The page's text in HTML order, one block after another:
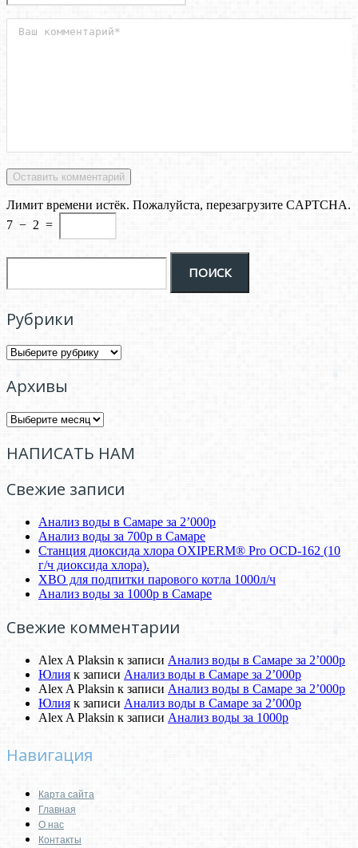
Лимит времени истёк. Пожалуйста, перезагрузите CAPTCHA.
7 − 2 =
Рубрики
Рубрики
Архивы
Архивы
НАПИСАТЬ НАМ
Свежие записи
Анализ воды в Самаре за 2’000р
Анализ воды за 700р в Самаре
Станция диоксида хлора OXIPERM® Pro OCD-162 (10
г/ч диоксида хлора).
ХВО для подпитки парового котла 1000л/ч
Анализ воды за 1000р в Самаре
Свежие комментарии
Alex A Plaksin к записи Анализ воды в Самаре за 2’000р
Юлия к записи Анализ воды в Самаре за 2’000р
Alex A Plaksin к записи Анализ воды в Самаре за 2’000р
Юлия к записи Анализ воды в Самаре за 2’000р
Alex A Plaksin к записи Анализ воды за 1000р
Навигация
Карта сайта
Главная
О нас
Контакты